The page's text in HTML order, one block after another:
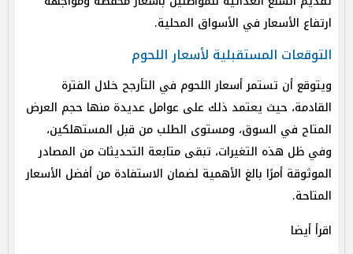
ارتفاع الأسعار في الأسواق المحلية.
التوقعات المستقبلية لأسعار اللحوم
ويتوقع أن تستمر أسعار اللحوم في التأرجح خلال الفترة
القادمة، حيث يعتمد ذلك على عوامل عديدة منها حجم العرض
المتاح في السوق، ومستوى الطلب من قبل المستهلكين،
وفي ظل هذه التغيرات، تبقى متابعة التحديثات من المصادر
الموثوقة أمرًا بالغ الأهمية لضمان الاستفادة من أفضل الأسعار
المتاحة.
اقرأ أيضا